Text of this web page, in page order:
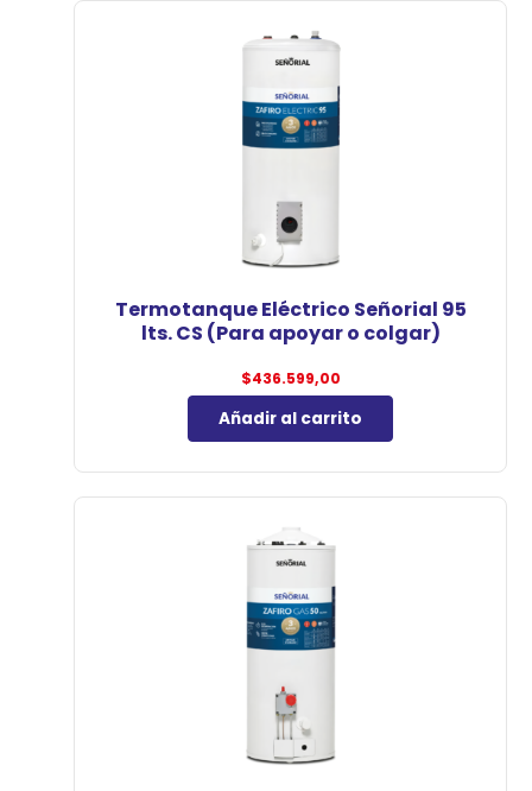
Termotanque Eléctrico Señorial 95
lts. CS (Para apoyar o colgar)
$436.599,00
Añadir al carrito